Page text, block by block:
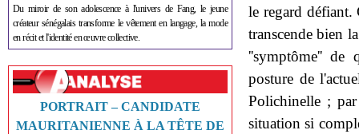
Du miroir de son adolescence à l'univers de Fang, le jeune
créateur sénégalais transforme le vêtement en langage, la mode
en récit et l'identité en œuvre collective.
PORTRAIT – CANDIDATE
MAURITANIENNE À LA TÊTE DE
le regard défiant.
transcende bien
''symptôme'' de
posture de
Polichinelle ;
situation si